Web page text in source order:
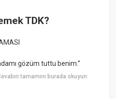
TDK?
gözüm tuttu benim.”
tamamını burada okuyun: